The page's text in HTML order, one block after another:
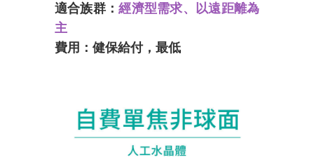
適合族群：經濟型需求、以遠距離為
主
費用：健保給付，最低